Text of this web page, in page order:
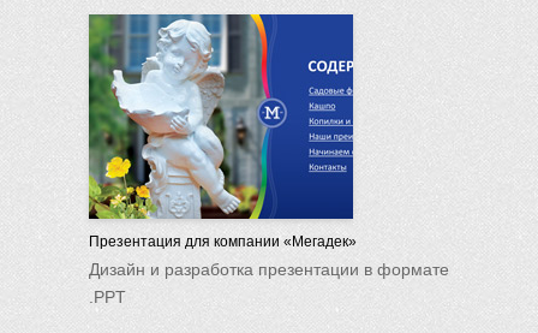
Презентация для компании «Мегадек»
Дизайн и разработка презентации в формате
.PPT